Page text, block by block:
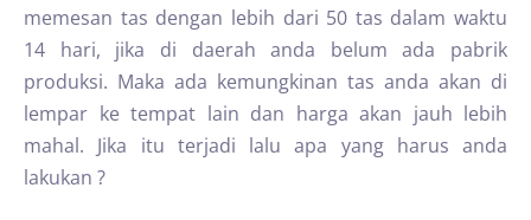
memesan tas dengan lebih dari 50 tas dalam waktu
14 hari, jika di daerah anda belum ada pabrik
produksi. Maka ada kemungkinan tas anda akan di
lempar ke tempat lain dan harga akan jauh lebih
mahal. Jika itu terjadi lalu apa yang harus anda
lakukan ?